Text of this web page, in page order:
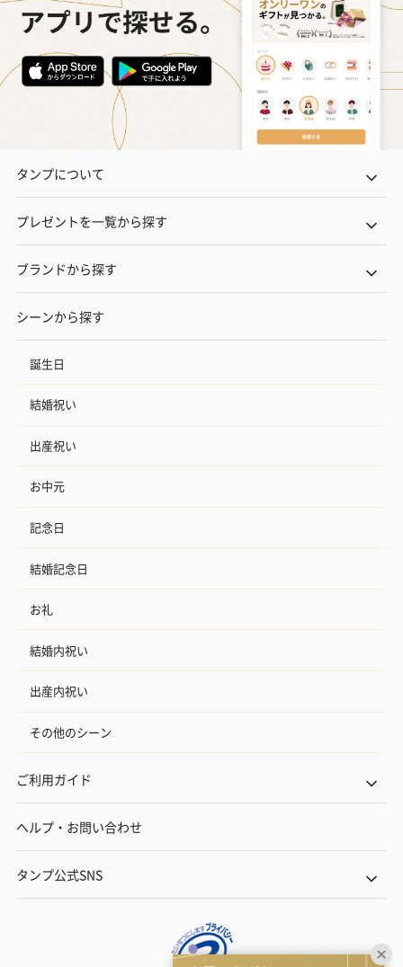
タンプについて
プレゼントを一覧から探す
ブランドから探す
シーンから探す
誕生日
結婚祝い
出産祝い
お中元
記念日
結婚記念日
お礼
結婚内祝い
出産内祝い
その他のシーン
ご利用ガイド
ヘルプ・お問い合わせ
タンプ公式SNS